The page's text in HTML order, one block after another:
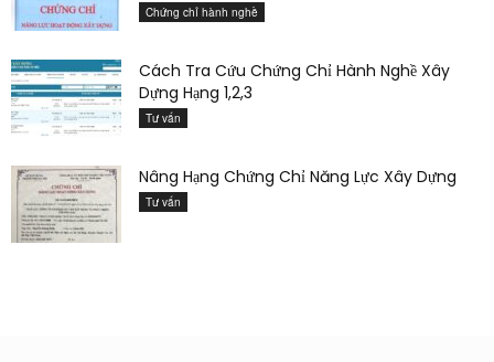
Chứng chỉ hành nghề
Cách Tra Cứu Chứng Chỉ Hành Nghề Xây
Dựng Hạng 1,2,3
Tư vấn
Nâng Hạng Chứng Chỉ Năng Lực Xây Dựng
Tư vấn